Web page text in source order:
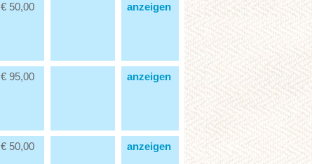
€ 50,00 anzeigen
€ 95,00 anzeigen
€ 50,00 anzeigen